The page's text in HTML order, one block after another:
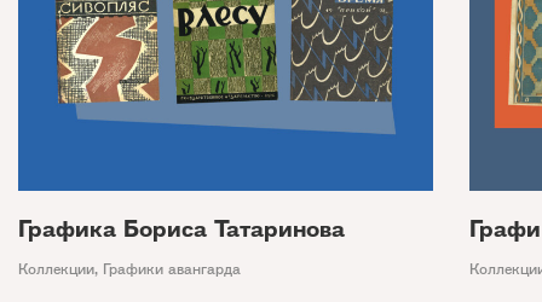
Графика Бориса Татаринова
Коллекции, Графики авангарда